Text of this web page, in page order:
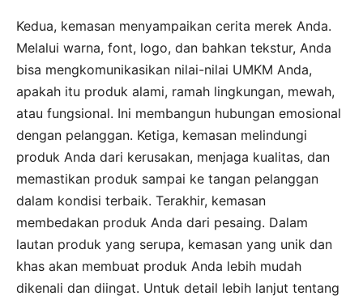
Kedua, kemasan menyampaikan cerita merek Anda.
Melalui warna, font, logo, dan bahkan tekstur, Anda
bisa mengkomunikasikan nilai-nilai UMKM Anda,
apakah itu produk alami, ramah lingkungan, mewah,
atau fungsional. Ini membangun hubungan emosional
dengan pelanggan. Ketiga, kemasan melindungi
produk Anda dari kerusakan, menjaga kualitas, dan
memastikan produk sampai ke tangan pelanggan
dalam kondisi terbaik. Terakhir, kemasan
membedakan produk Anda dari pesaing. Dalam
lautan produk yang serupa, kemasan yang unik dan
khas akan membuat produk Anda lebih mudah
dikenali dan diingat. Untuk detail lebih lanjut tentang